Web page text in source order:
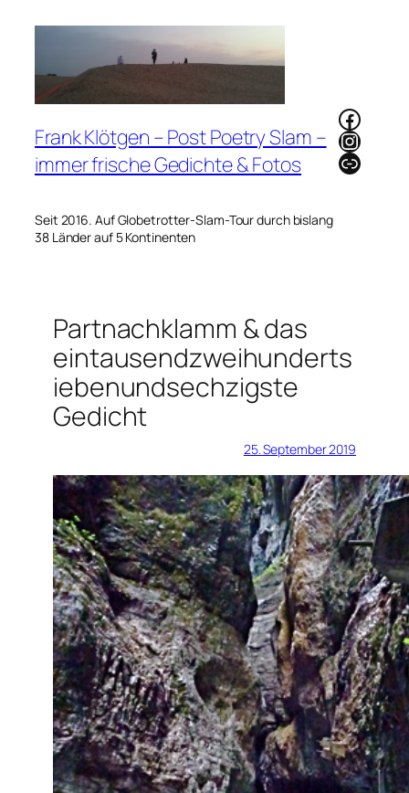
Frank Klötgen – Post Poetry Slam –
immer frische Gedichte & Fotos
Seit 2016. Auf Globetrotter-Slam-Tour durch bislang
38 Länder auf 5 Kontinenten
Link
Partnachklamm & das
eintausendzweihunderts
iebenundsechzigste
Gedicht
25. September 2019